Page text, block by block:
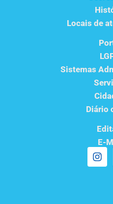
Locais de
Sistemas
Diário
E-